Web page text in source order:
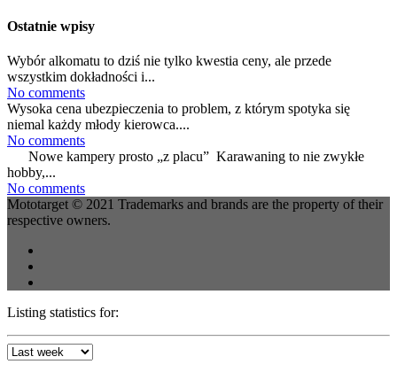
Ostatnie wpisy
Wybór alkomatu to dziś nie tylko kwestia ceny, ale przede
wszystkim dokładności i...
No comments
Wysoka cena ubezpieczenia to problem, z którym spotyka się
niemal każdy młody kierowca....
No comments
Nowe kampery prosto „z placu” Karawaning to nie zwykłe
hobby,...
No comments
Mototarget © 2021 Trademarks and brands are the property of their
respective owners.
Listing statistics for: